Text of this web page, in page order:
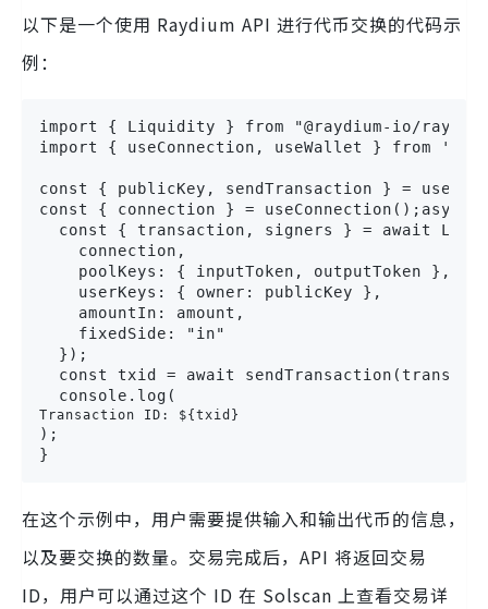
以下是一个使用 Raydium API 进行代币交换的代码示
例：
import { Liquidity } from "@raydium-io/
import { useConnection, useWallet } from
const { publicKey, sendTransaction } =
const { connection } = useConnection();async
const { transaction, signers } = await
    connection,
    poolKeys: { inputToken, outputToken },
    userKeys: { owner: publicKey },
    amountIn: amount,
    fixedSide: "in"
  });
const txid = await
  console.log(
Transaction ID: ${txid}
);
}
在这个示例中，用户需要提供输入和输出代币的信息，
以及要交换的数量。交易完成后，API 将返回交易
ID，用户可以通过这个 ID 在 Solscan 上查看交易详